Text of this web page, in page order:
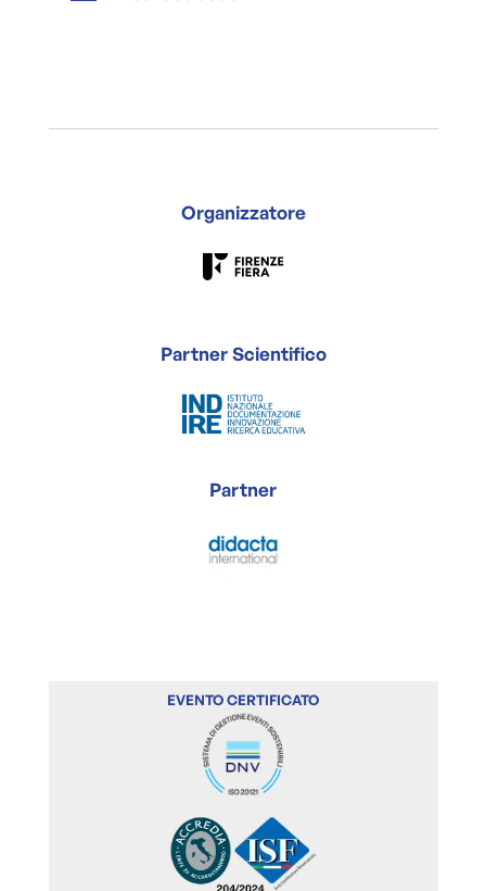
Organizzatore
Partner Scientifico
Partner
EVENTO CERTIFICATO